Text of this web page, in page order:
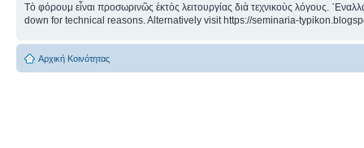
Τὸ φόρουμ εἶναι προσωρινῶς ἐκτὸς λειτουργίας διὰ τεχνικοὺς λόγους.
down for technical reasons. Alternatively visit https://seminaria-
Αρχική Κοινότητας